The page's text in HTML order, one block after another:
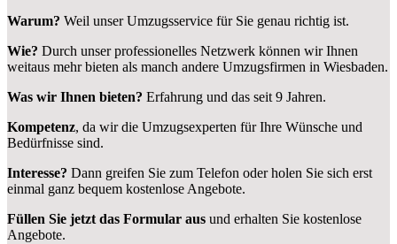
Warum? Weil unser Umzugsservice für Sie genau richtig ist.
Wie? Durch unser professionelles Netzwerk können wir Ihnen
weitaus mehr bieten als manch andere Umzugsfirmen in Wiesbaden.
Was wir Ihnen bieten? Erfahrung und das seit 9 Jahren.
Kompetenz, da wir die Umzugsexperten für Ihre Wünsche und
Bedürfnisse sind.
Interesse? Dann greifen Sie zum Telefon oder holen Sie sich erst
einmal ganz bequem kostenlose Angebote.
Füllen Sie jetzt das Formular aus und erhalten Sie kostenlose
Angebote.